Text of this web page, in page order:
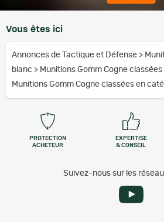
Vous êtes ici
Annonces de Tactique et Défense >
blanc > Munitions Gomm Cogne
Munitions Gomm Cogne classées en
PROTECTION
ACHETEUR
EXPERTISE
& CONSEIL
Suivez-nous sur les